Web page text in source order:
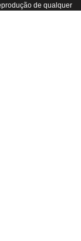
de qualquer